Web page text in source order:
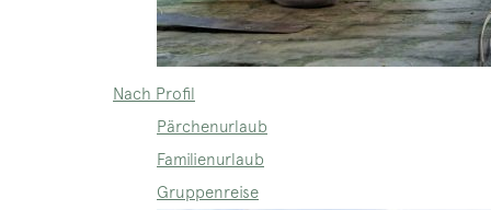
Nach Profil
Pärchenurlaub
Familienurlaub
Gruppenreise